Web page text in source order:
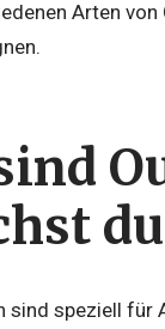
Arten
sind speziell für